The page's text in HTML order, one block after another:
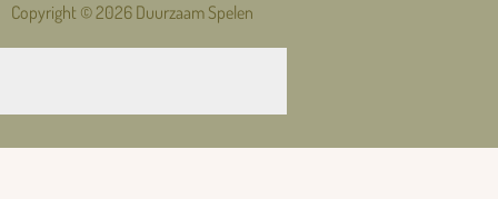
Copyright © 2026 Duurzaam Spelen